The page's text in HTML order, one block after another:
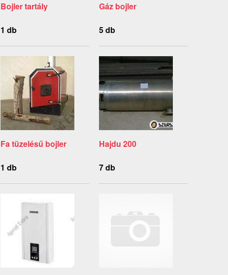
Bojler tartály
1 db
Gáz bojler
5 db
Fa tüzelésű bojler
1 db
Hajdu 200
7 db